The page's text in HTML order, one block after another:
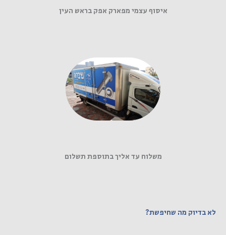
איסוף עצמי מפארק אפק בראש העין
משלוח עד אליך בתוספת תשלום
לא בדיוק מה שחיפשת?